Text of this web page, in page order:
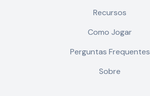
Recursos
Como Jogar
Perguntas Frequentes
Sobre